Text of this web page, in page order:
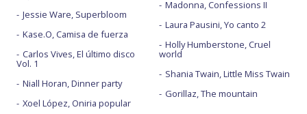
Jessie Ware, Superbloom
Kase.O, Camisa de fuerza
Carlos Vives, El último disco
Vol. 1
Niall Horan, Dinner party
Xoel López, Oniria popular
Madonna, Confessions II
Laura Pausini, Yo canto 2
Holly Humberstone, Cruel
world
Shania Twain, Little Miss Twain
Gorillaz, The mountain